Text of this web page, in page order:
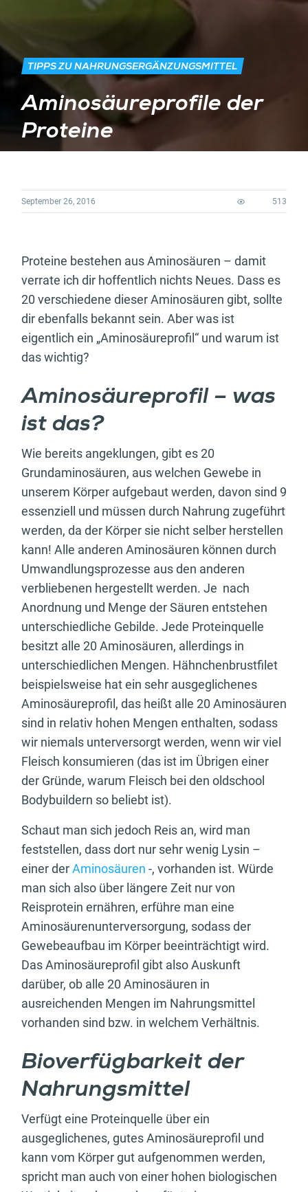
TIPPS ZU NAHRUNGSERGÄNZUNGSMITTEL
Aminosäureprofile der
Proteine
September 26, 2016 513
Proteine bestehen aus Aminosäuren – damit
verrate ich dir hoffentlich nichts Neues. Dass es
20 verschiedene dieser Aminosäuren gibt, sollte
dir ebenfalls bekannt sein. Aber was ist
eigentlich ein „Aminosäureprofil“ und warum ist
das wichtig?
Aminosäureprofil – was
ist das?
Wie bereits angeklungen, gibt es 20
Grundaminosäuren, aus welchen Gewebe in
unserem Körper aufgebaut werden, davon sind 9
essenziell und müssen durch Nahrung zugeführt
werden, da der Körper sie nicht selber herstellen
kann! Alle anderen Aminosäuren können durch
Umwandlungsprozesse aus den anderen
verbliebenen hergestellt werden. Je nach
Anordnung und Menge der Säuren entstehen
unterschiedliche Gebilde. Jede Proteinquelle
besitzt alle 20 Aminosäuren, allerdings in
unterschiedlichen Mengen. Hähnchenbrustfilet
beispielsweise hat ein sehr ausgeglichenes
Aminosäureprofil, das heißt alle 20 Aminosäuren
sind in relativ hohen Mengen enthalten, sodass
wir niemals unterversorgt werden, wenn wir viel
Fleisch konsumieren (das ist im Übrigen einer
der Gründe, warum Fleisch bei den oldschool
Bodybuildern so beliebt ist).
Schaut man sich jedoch Reis an, wird man
feststellen, dass dort nur sehr wenig Lysin –
einer derAminosäuren -, vorhanden ist. Würde
man sich also über längere Zeit nur von
Reisprotein ernähren, erführe man eine
Aminosäurenunterversorgung, sodass der
Gewebeaufbau im Körper beeinträchtigt wird.
Das Aminosäureprofil gibt also Auskunft
darüber, ob alle 20 Aminosäuren in
ausreichenden Mengen im Nahrungsmittel
vorhanden sind bzw. in welchem Verhältnis.
Bioverfügbarkeit der
Nahrungsmittel
Verfügt eine Proteinquelle über ein
ausgeglichenes, gutes Aminosäureprofil und
kann vom Körper gut aufgenommen werden,
spricht man auch von einer hohen biologischen